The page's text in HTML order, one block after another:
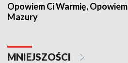
Opowiem Ci Warmię, Opowiem
Mazury
MNIEJSZOŚCI